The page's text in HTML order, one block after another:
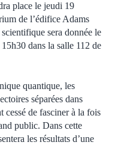
place le jeudi 19
de l’édifice Adams
sera donnée le
dans la salle 112 de
quantique, les
séparées dans
cessé de fasciner à la fois
public. Dans cette
les résultats d’une